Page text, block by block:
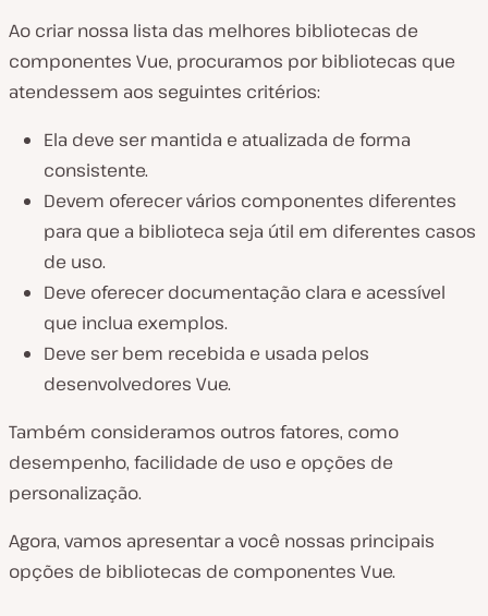
Ao criar nossa lista das melhores bibliotecas de
componentes Vue, procuramos por bibliotecas que
atendessem aos seguintes critérios:
Ela deve ser mantida e atualizada de forma
consistente.
Devem oferecer vários componentes diferentes
para que a biblioteca seja útil em diferentes casos
de uso.
Deve oferecer documentação clara e acessível
que inclua exemplos.
Deve ser bem recebida e usada pelos
desenvolvedores Vue.
Também consideramos outros fatores, como
desempenho, facilidade de uso e opções de
personalização.
Agora, vamos apresentar a você nossas principais
opções de bibliotecas de componentes Vue.